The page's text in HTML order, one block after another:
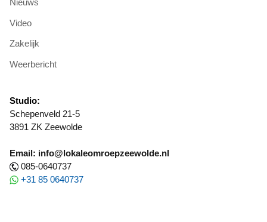
Video
Zakelijk
Weerbericht
Studio:
Schepenveld 21-5
3891 ZK Zeewolde
Email: info@lokaleomroepzeewolde.nl
085-0640737
+31 85 0640737